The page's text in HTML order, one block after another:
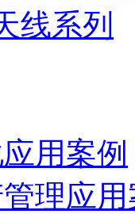
线系列
用案例
理应